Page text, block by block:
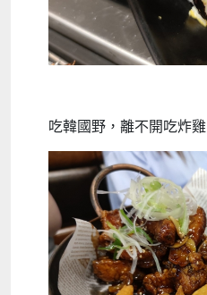
吃韓國野，離不開吃炸雞